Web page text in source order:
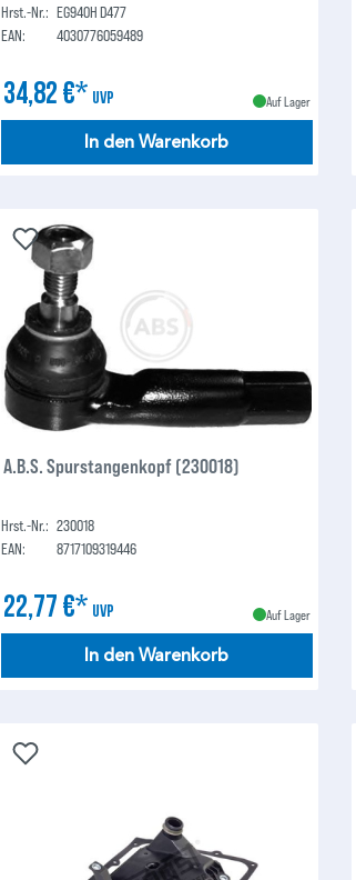
Hrst.-Nr.: EG940H D477
EAN:
4030776059489
34,82 €* UVP Auf Lager
In den Warenkorb
A.B.S. Spurstangenkopf (230018)
Hrst.-Nr.: 230018
EAN:
8717109319446
22,77 €* UVP Auf Lager
In den Warenkorb